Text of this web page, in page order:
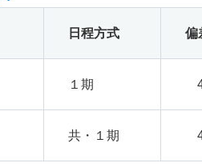
日程方式 偏
１期
共・１期